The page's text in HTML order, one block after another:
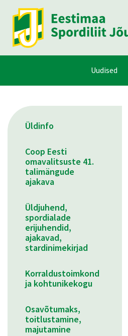
Uudised
Üldinfo
Coop Eesti
omavalitsuste 41.
talimängude
ajakava
Üldjuhend,
spordialade
erijuhendid,
ajakavad,
stardinimekirjad
Korraldustoimkond
ja kohtunikekogu
Osavõtumaks,
toitlustamine,
majutamine